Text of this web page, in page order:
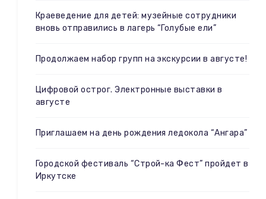
Краеведение для детей: музейные сотрудники
вновь отправились в лагерь “Голубые ели”
Продолжаем набор групп на экскурсии в августе!
Цифровой острог. Электронные выставки в
августе
Приглашаем на день рождения ледокола “Ангара”
Городской фестиваль “Строй-ка Фест” пройдет в
Иркутске